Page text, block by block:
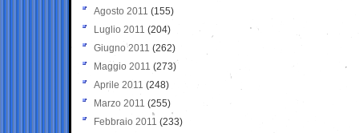
Agosto 2011 (155)
Luglio 2011 (204)
Giugno 2011 (262)
Maggio 2011 (273)
Aprile 2011 (248)
Marzo 2011 (255)
Febbraio 2011 (233)